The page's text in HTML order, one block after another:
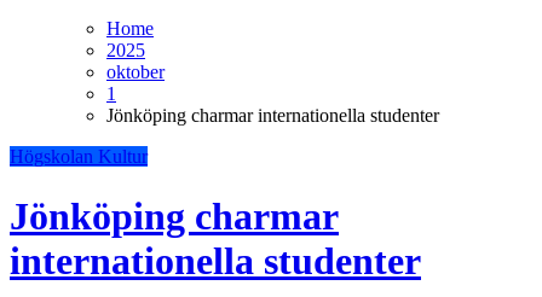
Home
2025
oktober
1
Jönköping charmar internationella studenter
Högskolan Kultur
Jönköping charmar
internationella studenter